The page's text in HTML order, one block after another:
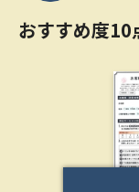
おすすめ度10